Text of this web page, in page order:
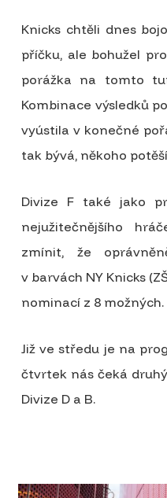
Knicks chtěli dnes
příčku, ale bohužel
porážka na tomto
Kombinace výsledků
vyústila v konečné
tak bývá, někoho
Divize F také jako
nejužitečnějšího
zmínit, že
v barvách NY Knicks
nominací z 8 možných.
Již ve středu je na
čtvrtek nás čeká
Divize D a B.